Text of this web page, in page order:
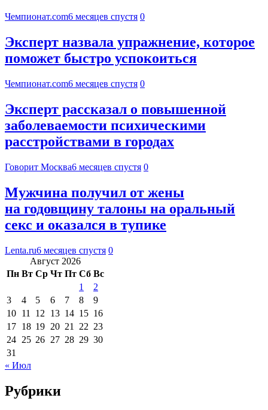
Чемпионат.com6 месяцев спустя 0
Эксперт назвала упражнение, которое
поможет быстро успокоиться
Чемпионат.com6 месяцев спустя 0
Эксперт рассказал о повышенной
заболеваемости психическими
расстройствами в городах
Говорит Москва6 месяцев спустя 0
Мужчина получил от жены
на годовщину талоны на оральный
секс и оказался в тупике
Lenta.ru6 месяцев спустя 0
Август 2026
Пн Вт Ср Чт Пт Сб Вс
1
2
3
4 5 6 7 8
9
10 11 12 13 14 15 16
17 18 19 20 21 22 23
24 25 26 27 28 29 30
31
« Июл
Рубрики